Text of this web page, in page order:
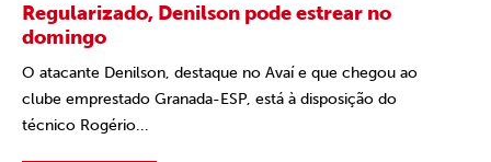
Regularizado, Denilson pode estrear no
domingo
O atacante Denilson, destaque no Avaí e que chegou ao
clube emprestado Granada-ESP, está à disposição do
técnico Rogério...